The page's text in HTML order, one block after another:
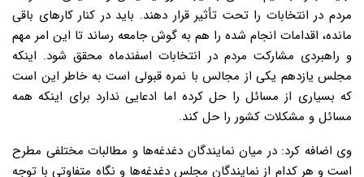
مردم در انتخابات را تحت تأثیر قرار دهند. باید در کنار کارهای باقی
مانده، اقدامات انجام شده را هم به گوش جامعه رساند تا این امر مهم
و راهبردی مشارکت مردم در انتخابات اسفندماه محقق شود. اینکه
مجلس یازدهم یکی از مجالس با نمره قبولی است به خاطر این است
که بسیاری از مسائل را حل کرده اما ادعایی ندارد برای اینکه همه
مسائل و مشکلات کشور را حل کند.
وی اضافه کرد: در میان نمایندگان دغدغه‌ها و مطالبات مختلفی مطرح
است و هر کدام از نمایندگان مجلس دغدغه‌ها و نگاه متفاوتی با توجه